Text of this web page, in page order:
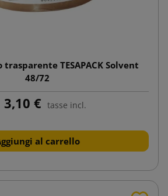
TESAPACK Solvent
48/72
3,10 € tasse incl.
al carrello